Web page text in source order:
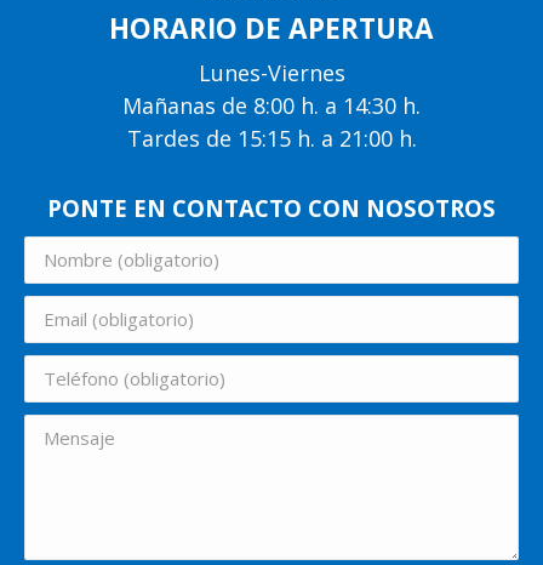
HORARIO DE APERTURA
Lunes-Viernes
Mañanas de 8:00 h. a 14:30 h.
Tardes de 15:15 h. a 21:00 h.
PONTE EN CONTACTO CON NOSOTROS